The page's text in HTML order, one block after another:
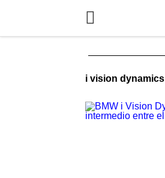
i vision dynamics